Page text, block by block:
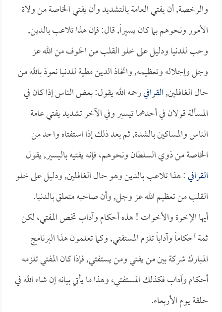
والرخصة, أن يفتي العامة بالتشديد وأن يفتي الخاصة من ولاة
الأمور ونحوهم بما كان يسيراً, قال: فإن هذا تلاعب بالدين,
وحب للدنيا ودليل على خلو القلب من الخوف من الله عز
وجل وإجلاله وتعظيمه, واتخاذ الدين مطية للدنيا نعوذ بالله من
حال الغافلين,القرافيرحمه الله يقول: بعض الناس إذا كان في
المسألة قولان في أحدهما تيسير وفي الآخر تشديد يفتي عامة
الناس والمساكين بالشدة, ثم بعد ذلك إذا استفتاه واحد من
الخاصة من ذوي السلطان ونحوهم، فإنه يفتيه باليسير, يقول
القرافي: هذا تلاعب بالدين وهو حال الغافلين, ودليل على خلو
القلب من تعظيم الله عز وجل, وأن صاحبه متعلق بالدنيا.
أيها الإخوة والأخوات ! هذه أحكام وآداب تخص المفتي، لكن
ثمة أحكاماً وآداباً تلزم المستفتي, وكما تعلمون هذا البرنامج
المبارك شركة بين من يفتي ومن يستفتي, فإذا كان المفتي تلزمه
أحكام وآداب فكذلك المستفتي، وهذا ما يأتي بيانه إن شاء الله في
حلقة يوم الأربعاء.